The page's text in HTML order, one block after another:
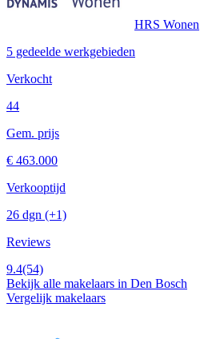
HRS Wonen
5 gedeelde werkgebieden
Verkocht
44
Gem. prijs
€ 463.000
Verkooptijd
26 dgn (+1)
Reviews
9.4(54)
Bekijk alle makelaars in Den Bosch
Vergelijk makelaars